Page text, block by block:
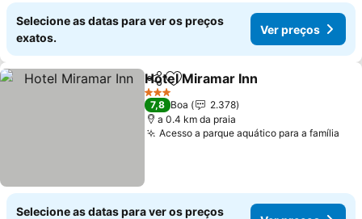
Selecione as datas para ver os preços
exatos.
Ver preços
PartilharAdicionar aos favoritos
Hotel Miramar Inn
3 Estrelas
7,8 Boa
2.378
a 0.4 km da praia
Acesso a parque aquático para a família
Selecione as datas para ver os preços